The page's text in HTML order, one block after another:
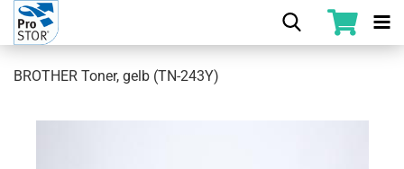
BROTHER Toner, gelb (TN-243Y)